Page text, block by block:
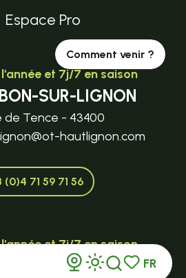
FR
Espace Pro
Comment venir ?
et 7j/7 en saison
SUR-LIGNON
de Tence - 43400
hautlignon.com
(0)4 71 59 71 56
et 7j/7 en saison